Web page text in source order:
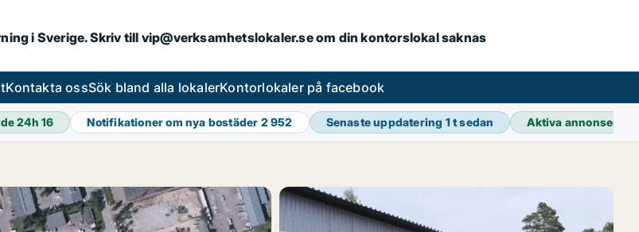
i Sverige. Skriv till vip@verksamhetslokaler.se om din kontorslokal saknas
Kontakta ossSök bland alla lokalerKontorlokaler på facebook
24h16 Notifikationer om nya bostäder 2 952 Senaste uppdatering 1 t sedan Aktiva annonser